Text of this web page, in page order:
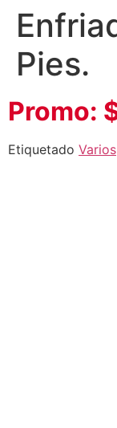
Pies.
Promo:
Etiquetado Varios